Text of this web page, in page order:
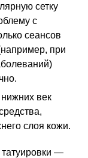
сетку
с
сеансов
при
век
слоя кожи.
—